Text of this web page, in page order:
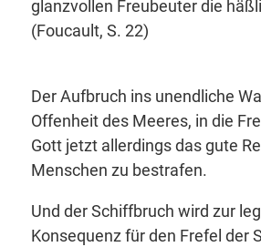
glanzvollen Freubeuter die
(Foucault, S. 22)
Der Aufbruch ins unendliche
Offenheit des Meeres, in die
Gott jetzt allerdings das gute
Menschen zu bestrafen.
Und der Schiffbruch wird zur
Konsequenz für den Frefel der